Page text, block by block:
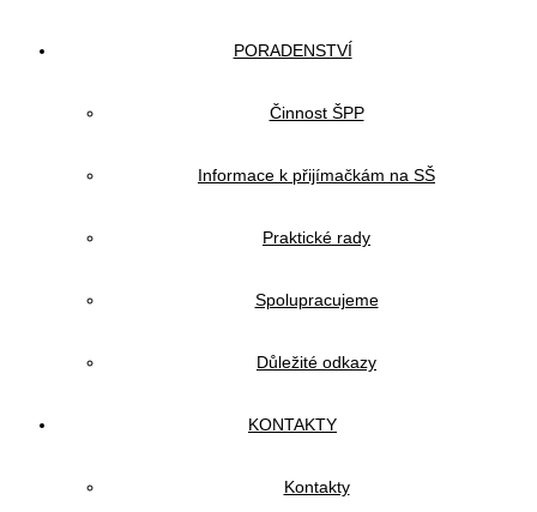
PORADENSTVÍ
Činnost ŠPP
Informace k přijímačkám na SŠ
Praktické rady
Spolupracujeme
Důležité odkazy
KONTAKTY
Kontakty